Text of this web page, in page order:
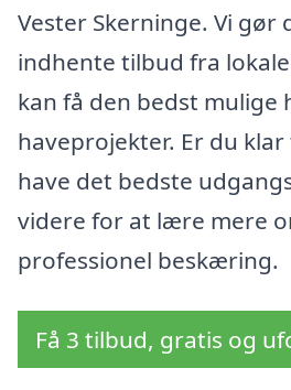
Vester Skerninge. Vi gør
indhente tilbud fra
kan få den bedst mulige
haveprojekter. Er du
have det bedste
videre for at lære mere
professionel beskæring.
Få 3 tilbud, gratis og